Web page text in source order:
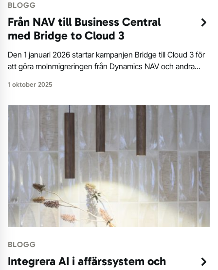
BLOGG
Från NAV till Business Central
med Bridge to Cloud 3
Den 1 januari 2026 startar kampanjen Bridge till Cloud 3 för
att göra molnmigreringen från Dynamics NAV och andra...
1 oktober 2025
BLOGG
Integrera AI i affärssystem och